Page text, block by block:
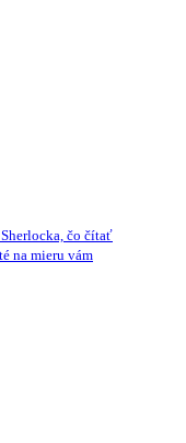
čo čítať
na mieru vám